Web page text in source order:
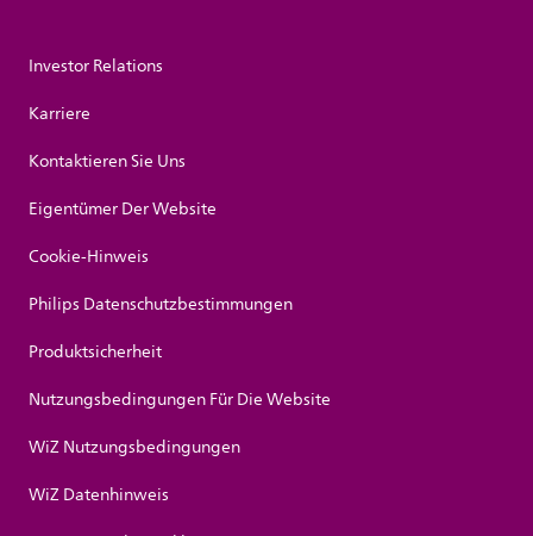
Investor Relations
Karriere
Kontaktieren Sie Uns
Eigentümer Der Website
Cookie-Hinweis
Philips Datenschutzbestimmungen
Produktsicherheit
Nutzungsbedingungen Für Die Website
WiZ Nutzungsbedingungen
WiZ Datenhinweis